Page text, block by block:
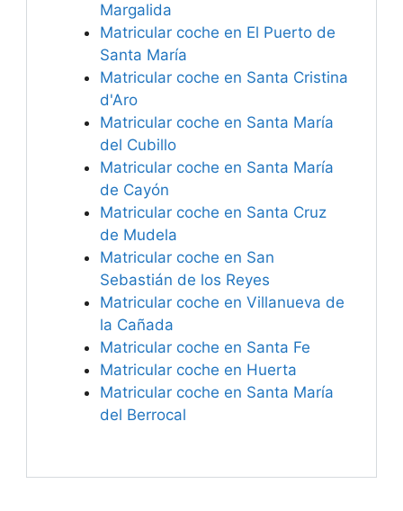
Margalida
Matricular coche en El Puerto de
Santa María
Matricular coche en Santa Cristina
d'Aro
Matricular coche en Santa María
del Cubillo
Matricular coche en Santa María
de Cayón
Matricular coche en Santa Cruz
de Mudela
Matricular coche en San
Sebastián de los Reyes
Matricular coche en Villanueva de
la Cañada
Matricular coche en Santa Fe
Matricular coche en Huerta
Matricular coche en Santa María
del Berrocal